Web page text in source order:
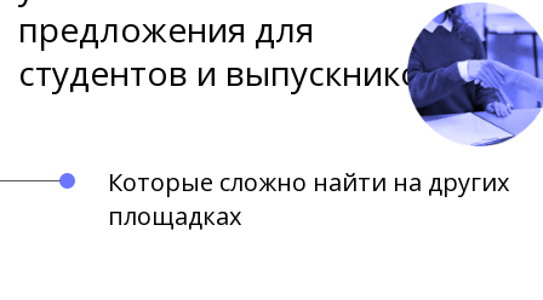
предложения для
студентов и выпускников
Которые сложно найти на других
площадках